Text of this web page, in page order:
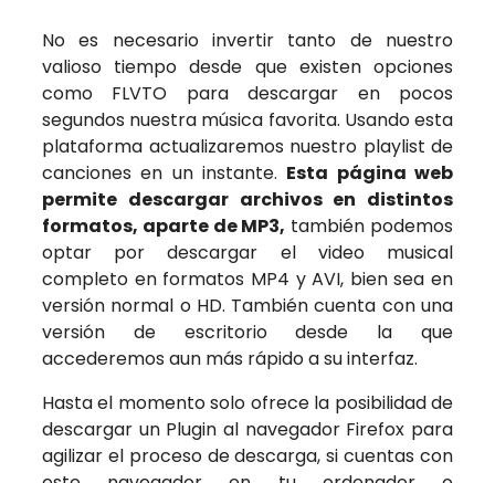
No es necesario invertir tanto de nuestro
valioso tiempo desde que existen opciones
como FLVTO para descargar en pocos
segundos nuestra música favorita. Usando esta
plataforma actualizaremos nuestro playlist de
canciones en un instante. Esta página web
permite descargar archivos en distintos
formatos, aparte de MP3, también podemos
optar por descargar el video musical
completo en formatos MP4 y AVI, bien sea en
versión normal o HD. También cuenta con una
versión de escritorio desde la que
accederemos aun más rápido a su interfaz.
Hasta el momento solo ofrece la posibilidad de
descargar un Plugin al navegador Firefox para
agilizar el proceso de descarga, si cuentas con